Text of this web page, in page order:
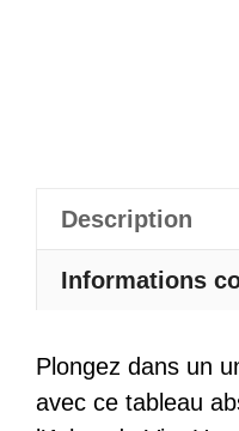
Description
Informations
Plongez dans un
avec ce tableau